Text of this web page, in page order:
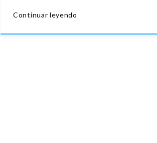
Continuar leyendo